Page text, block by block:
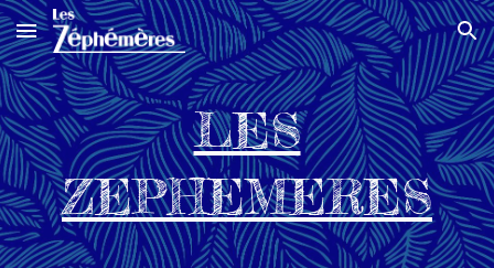
Skip to main content Skip to navigation
LES
ZEPHEMERES